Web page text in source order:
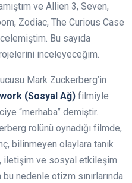
ve Allien 3, Seven,
Zodiac, The Curious Case
Bu sayıda
inceleyeceğim.
Mark Zuckerberg’in
(Sosyal Ağ) filmiyle
“merhaba” demiştir.
rolünü oynadığı filmde,
bilinmeyen olaylara tanık
iletişim ve sosyal etkileşim
bu nedenle otizm sınırlarında